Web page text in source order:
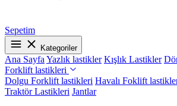
Sepetim
Kategoriler
Ana Sayfa Yazlık lastikler Kışlık Lastikler
Forklift lastikleri
Dolgu Forklift lastikleri Havalı Foklift
Traktör Lastikleri Jantlar